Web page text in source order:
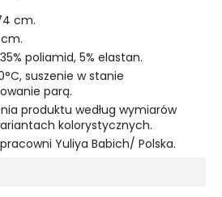
cm.
poliamid, 5% elastan.
suszenie w stanie
parą.
produktu według wymiarów
kolorystycznych.
Yuliya Babich/ Polska.